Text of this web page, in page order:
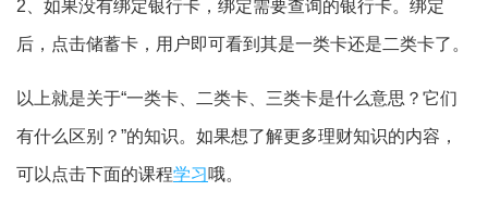
2、如果没有绑定银行卡，绑定需要查询的银行卡。绑定
后，点击储蓄卡，用户即可看到其是一类卡还是二类卡了。
以上就是关于“一类卡、二类卡、三类卡是什么意思？它们
有什么区别？”的知识。如果想了解更多理财知识的内容，
可以点击下面的课程学习哦。